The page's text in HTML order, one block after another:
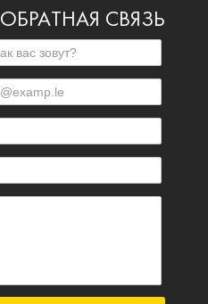
ОБРАТНАЯ СВЯЗЬ